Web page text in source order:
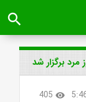
search
برگزار شد
visibility
405